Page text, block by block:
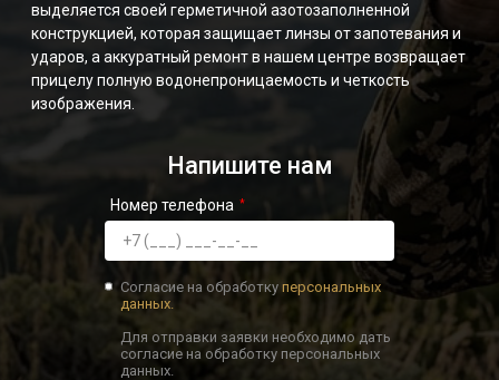
выделяется своей герметичной азотозаполненной
конструкцией, которая защищает линзы от запотевания и
ударов, а аккуратный ремонт в нашем центре возвращает
прицелу полную водонепроницаемость и четкость
изображения.
Напишите нам
Номер телефона
Согласие на обработку персональных
данных.
Для отправки заявки необходимо дать
согласие на обработку персональных
данных.